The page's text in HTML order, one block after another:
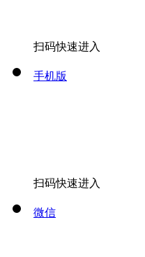
扫码快速进入
手机版
扫码快速进入
微信